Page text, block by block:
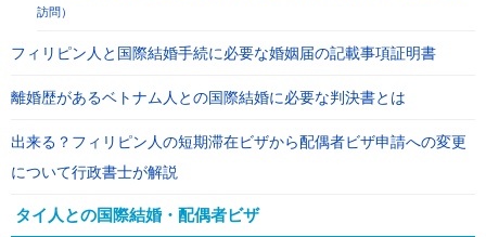
訪問）
フィリピン人と国際結婚手続に必要な婚姻届の記載事項証明書
離婚歴があるベトナム人との国際結婚に必要な判決書とは
出来る？フィリピン人の短期滞在ビザから配偶者ビザ申請への変更
について行政書士が解説
タイ人との国際結婚・配偶者ビザ